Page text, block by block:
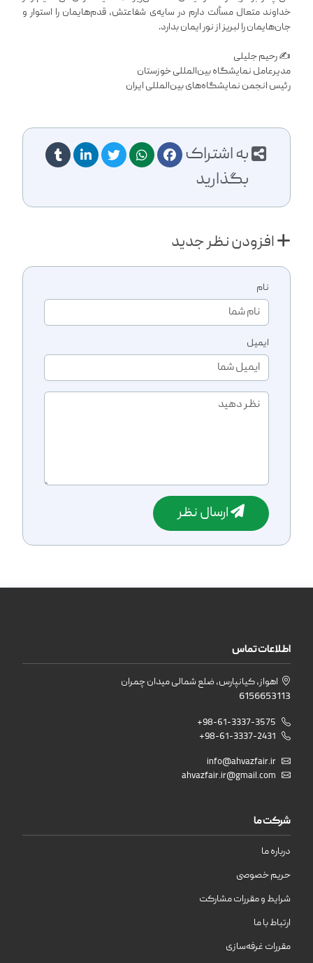
خداوند متعال مسألت دارم در سایه‌ی شفاعتش، قدم‌هایمان را استوار و
جان‌هایمان را لبریز از نور ایمان بدارد.
✍️ رحیم جلیلی
مدیرعامل نمایشگاه بین‌المللی خوزستان
رئیس انجمن نمایشگاه‌های بین‌المللی ایران
به اشتراک
بگذارید
افزودن نظر جدید
نام
ایمیل
ارسال نظر
اطلاعات تماس
اهواز، کیانپارس، ضلع شمالی میدان چمران
6156653113
+98-61-3337-3575
+98-61-3337-2431
info@ahvazfair.ir
ahvazfair.ir@gmail.com
شرکت ما
درباره ما
حریم خصوصی
شرایط و مقررات مشارکت
ارتباط با ما
مقررات غرفه‌سازی